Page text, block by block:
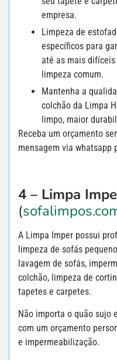
empresa.
Limpeza de
específicos para
até as mais
limpeza comum.
Mantenha a
colchão da Limpa
limpo, maior
Receba um orçamento
mensagem via whatsapp
4 – Limpa
(
A Limpa Imper possui
limpeza de sofás
lavagem de sofás,
colchão, limpeza de
tapetes e carpetes.
Não importa o quão sujo
com um orçamento
e impermeabilização.